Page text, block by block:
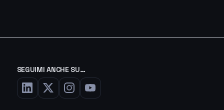
SEGUIMI ANCHE SU…